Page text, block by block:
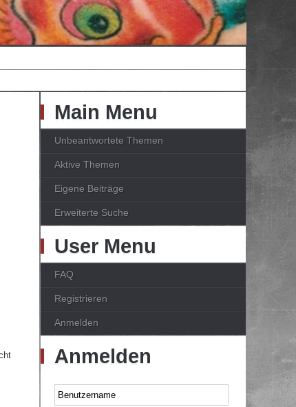
Main Menu
Unbeantwortete Themen
Aktive Themen
Eigene Beiträge
Erweiterte Suche
User Menu
FAQ
Registrieren
Anmelden
Anmelden